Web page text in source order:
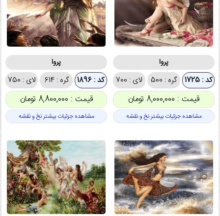
پروا
کد : 1725 گره : 500 لای : 700
قیمت : 8,000,000 تومان
مشاهده جزئیات بیشتر نخ و نقشه
پروا
کد : 1896 گره : 614 لای : 750
قیمت : 8,800,000 تومان
مشاهده جزئیات بیشتر نخ و نقشه